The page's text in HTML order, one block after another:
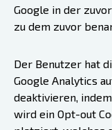
Google in der
zu dem zuvor
Der Benutzer hat
Google Analytics
deaktivieren,
wird ein Opt-out